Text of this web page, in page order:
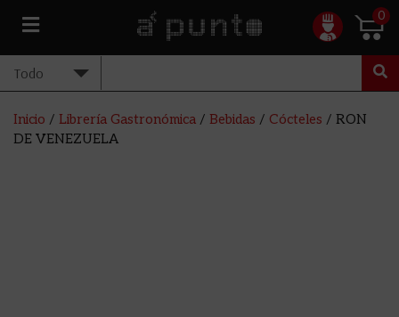
0
Inicio / Librería Gastronómica / Bebidas / Cócteles / RON
DE VENEZUELA